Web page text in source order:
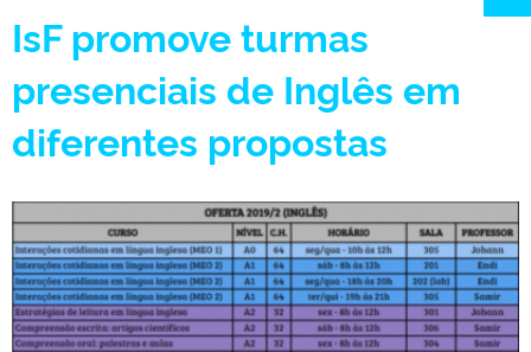
IsF promove turmas
presenciais de Inglês em
diferentes propostas